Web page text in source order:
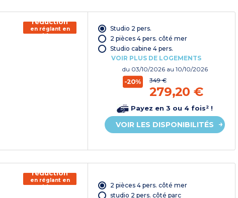
150€ de
réduction
en réglant en
chèque
Studio 2 pers.
2 pièces 4 pers. côté mer
Studio cabine 4 pers.
VOIR PLUS DE LOGEMENTS
du 03/10/2026 au 10/10/2026
-20% 349 €
279,20 €
Payez en 3 ou 4 fois² !
VOIR LES DISPONIBILITÉS
150€ de
réduction
en réglant en
chèque
2 pièces 4 pers. côté mer
studio 2 pers. côté parc